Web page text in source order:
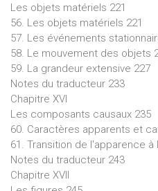
Les objets matériels 221
56. Les objets matériels 221
57. Les événements
58. Le mouvement des objets
59. La grandeur extensive 227
Notes du traducteur 233
Chapitre XVI
Les composants causaux 235
60. Caractères apparents et
61. Transition de l'apparence à
Notes du traducteur 243
Chapitre XVII